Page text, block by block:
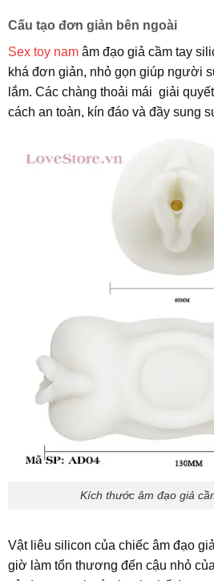
Cấu tạo đơn giản bên ngoài
Sex toy nam âm đạo giả cầm tay
khá đơn giản, nhỏ gọn giúp người
lắm. Các chàng thoải mái giải
cách an toàn, kín đáo và đầy sung
Kích thước âm đạo giả
Vật liêu silicon của chiếc âm đạo
giờ làm tổn thương đến cậu nhỏ